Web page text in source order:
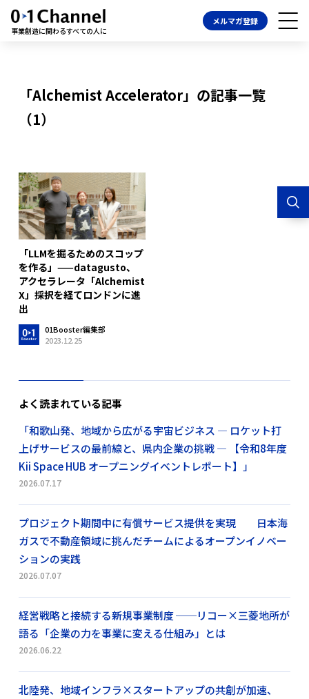
事業創造に関わるすべての人に
メルマガ登録
「Alchemist Accelerator」の記事一覧
（1）
「LLMを掘るためのスコップ
を作る」——datagusto、
アクセラレータ「Alchemist
X」採択を経てロンドンに進
出
01Booster編集部
2023.12.25
よく読まれている記事
「和歌山発、地域から広がる宇宙ビジネス ― ロケット打
上げサービスの最前線と、県内企業の挑戦 ― 【令和8年度
Kii Space HUB オープニングイベントレポート】」
2026.07.17
プロジェクト期間中に有償サービス提供を実現 日本海
ガスで不動産領域に挑んだチームによるオープンイノベー
ションの実践
2026.07.07
経営戦略と接続する新規事業制度 ──リコー×三菱地所が
語る「企業の力を事業に変える仕組み」とは
2026.06.22
北陸発、地域インフラ×スタートアップの共創が加速、